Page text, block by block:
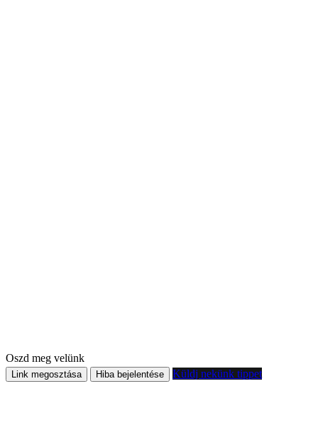
Oszd meg velünk
Link megosztása Hiba bejelentése Küldj nekünk tippet